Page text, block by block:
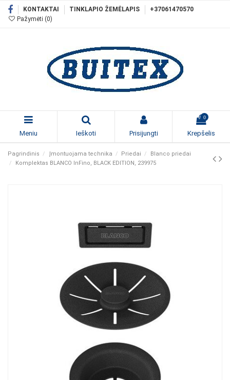
KONTAKTAI TINKLAPIO ŽEMĖLAPIS
+37061470570
Pažymėti (0)
Meniu Ieškoti Prisijungti
0
Krepšelis
Pagrindinis Įmontuojama technika Priedai
Blanco priedai
Komplektas BLANCO InFino, BLACK EDITION, 239975